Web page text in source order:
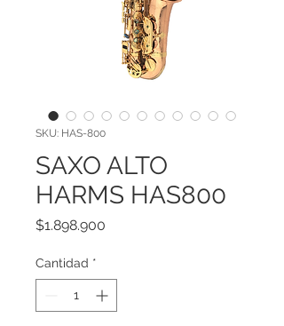
SKU: HAS-800
SAXO ALTO
HARMS HAS800
$1.898.900
Cantidad *